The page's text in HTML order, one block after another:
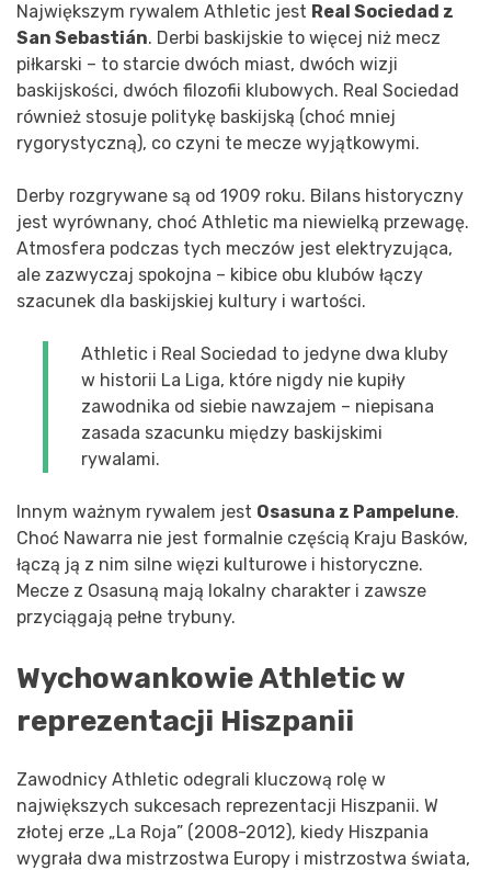
Największym rywalem Athletic jest Real Sociedad z
San Sebastián. Derbi baskijskie to więcej niż mecz
piłkarski – to starcie dwóch miast, dwóch wizji
baskijskości, dwóch filozofii klubowych. Real Sociedad
również stosuje politykę baskijską (choć mniej
rygorystyczną), co czyni te mecze wyjątkowymi.
Derby rozgrywane są od 1909 roku. Bilans historyczny
jest wyrównany, choć Athletic ma niewielką przewagę.
Atmosfera podczas tych meczów jest elektryzująca,
ale zazwyczaj spokojna – kibice obu klubów łączy
szacunek dla baskijskiej kultury i wartości.
Athletic i Real Sociedad to jedyne dwa kluby
w historii La Liga, które nigdy nie kupiły
zawodnika od siebie nawzajem – niepisana
zasada szacunku między baskijskimi
rywalami.
Innym ważnym rywalem jest Osasuna z Pampelune.
Choć Nawarra nie jest formalnie częścią Kraju Basków,
łączą ją z nim silne więzi kulturowe i historyczne.
Mecze z Osasuną mają lokalny charakter i zawsze
przyciągają pełne trybuny.
Wychowankowie Athletic w
reprezentacji Hiszpanii
Zawodnicy Athletic odegrali kluczową rolę w
największych sukcesach reprezentacji Hiszpanii. W
złotej erze „La Roja” (2008-2012), kiedy Hiszpania
wygrała dwa mistrzostwa Europy i mistrzostwa świata,